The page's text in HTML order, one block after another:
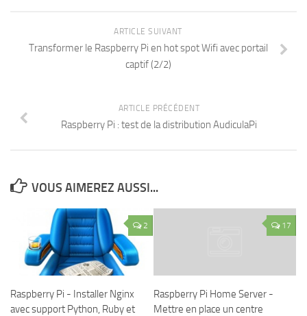
ARTICLE SUIVANT
Transformer le Raspberry Pi en hot spot Wifi avec portail
captif (2/2)
ARTICLE PRÉCÉDENT
Raspberry Pi : test de la distribution AudiculaPi
VOUS AIMEREZ AUSSI...
2
Raspberry Pi - Installer Nginx
avec support Python, Ruby et
17
Raspberry Pi Home Server -
Mettre en place un centre